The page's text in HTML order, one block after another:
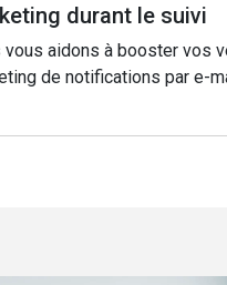
durant le suivi
vous aidons à booster vos
de notifications par e-